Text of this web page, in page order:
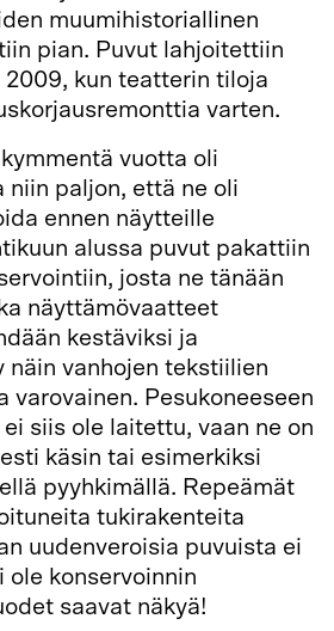
muumihistoriallinen
pian. Puvut lahjoitettiin
2009, kun teatterin tiloja
varten.
vuotta oli
niin paljon, että ne oli
ennen näytteille
alussa puvut pakattiin
josta ne tänään
näyttämövaatteet
kestäviksi ja
näin vanhojen tekstiilien
varovainen. Pesukoneeseen
siis ole laitettu, vaan ne on
käsin tai esimerkiksi
pyyhkimällä. Repeämät
tukirakenteita
uudenveroisia puvuista ei
konservoinnin
saavat näkyä!